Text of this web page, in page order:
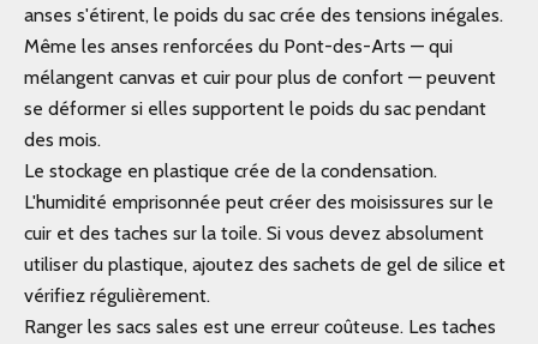
anses s'étirent, le poids du sac crée des tensions inégales.
Même les anses renforcées du Pont-des-Arts — qui
mélangent canvas et cuir pour plus de confort — peuvent
se déformer si elles supportent le poids du sac pendant
des mois.
Le stockage en plastique crée de la condensation.
L'humidité emprisonnée peut créer des moisissures sur le
cuir et des taches sur la toile. Si vous devez absolument
utiliser du plastique, ajoutez des sachets de gel de silice et
vérifiez régulièrement.
Ranger les sacs sales est une erreur coûteuse. Les taches